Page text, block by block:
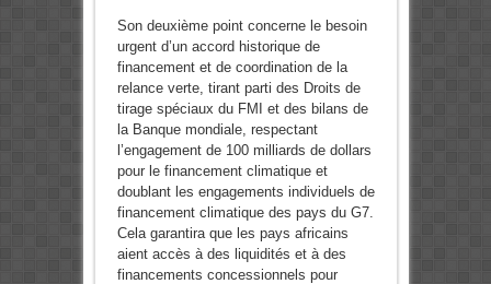
Son deuxième point concerne le besoin
urgent d’un accord historique de
financement et de coordination de la
relance verte, tirant parti des Droits de
tirage spéciaux du FMI et des bilans de
la Banque mondiale, respectant
l’engagement de 100 milliards de dollars
pour le financement climatique et
doublant les engagements individuels de
financement climatique des pays du G7.
Cela garantira que les pays africains
aient accès à des liquidités et à des
financements concessionnels pour